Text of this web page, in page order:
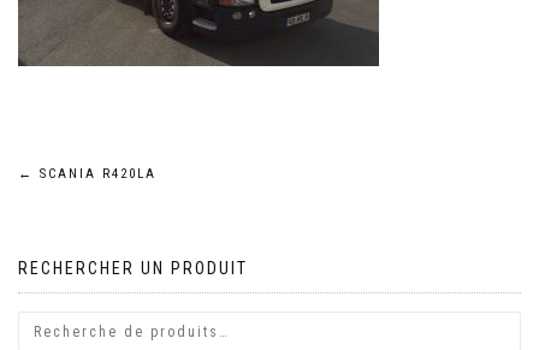
Navigation
l’article
← SCANIA R420LA
RECHERCHER UN PRODUIT